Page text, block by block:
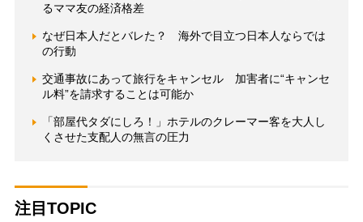
るママ友の経済格差
なぜ日本人だとバレた？ 海外で目立つ日本人ならでは
の行動
交通事故にあって旅行をキャンセル 加害者に“キャンセ
ル料”を請求することは可能か
「部屋代タダにしろ！」ホテルのクレーマー客を大人し
くさせた支配人の無言の圧力
注目TOPIC